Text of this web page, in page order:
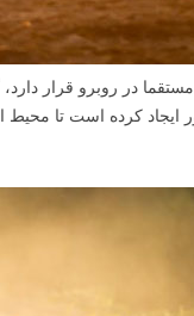
در روبرو قرار